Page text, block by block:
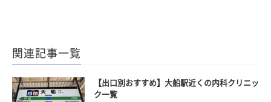
関連記事一覧
【出口別おすすめ】大船駅近くの内科クリニッ
ク一覧